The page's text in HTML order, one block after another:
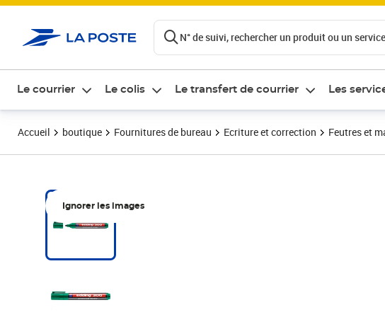
N° de suivi, rechercher un produit ou un
Le courrier Le colis Le transfert de courrier Les
Accueil boutique Fournitures de bureau Ecriture et correction Feutres et
Ignorer les images